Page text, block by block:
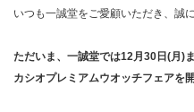
いつも一誠堂をご愛顧いただき、誠
ただいま、一誠堂では12月30日(月)
カシオプレミアムウオッチフェアを